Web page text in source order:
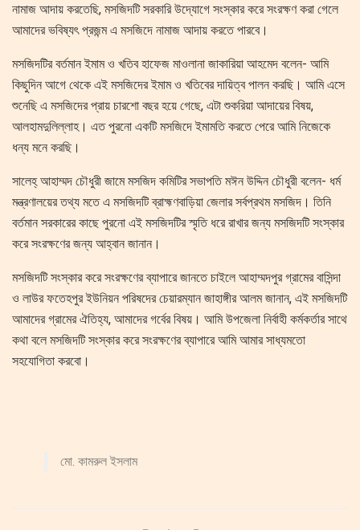
নামাজ আদায় করতেছি, মসজিদটি সরকারি উদ্যোগে সংস্কার করে সংরক্ষণ করা গেলে
আমাদের ভবিষ্যৎ প্রজন্ম এ মসজিদে নামাজ আদায় করতে পারবে।
মসজিদটির বর্তমান ইমাম ও খতিব হাফেজ মাওলানা জাকারিয়া আহমেদ বলেন- আমি
কিছুদিন আগে থেকে এই মসজিদের ইমাম ও খতিবের দায়িত্ব পালন করছি। আমি এসে
শুনেছি এ মসজিদের প্রায় চারশো বছর হয়ে গেছে, এটা শুকরিয়া আদায়ের বিষয়,
আলহামদুলিল্লাহ। এত পুরনো একটি মসজিদে ইমামতি করতে পেরে আমি নিজেকে
ধন্য মনে করছি।
সালেহ্ আহাম্মদ চৌধুরী জামে মসজিদ কমিটির সভাপতি মঈন উদ্দিন চৌধুরী বলেন- ধর্ম
মন্ত্রণালয়ের তথ্য মতে এ মসজিদটি ব্রাহ্মণবাড়িয়া জেলার সর্বপ্রথম মসজিদ। তিনি
বর্তমান সরকারের কাছে পুরনো এই মসজিদটির স্মৃতি ধরে রাখার জন্য মসজিদটি সংস্কার
করে সংরক্ষণের জন্য আহ্বান জানান।
মসজিদটি সংস্কার করে সংরক্ষণের ব্যাপারে জানতে চাইলে আহাম্মদপুর গ্রামের বাসিন্দা
ও লাউর ফতেহপুর ইউনিয়ন পরিষদের চেয়ারম্যান জাহাঙ্গীর আলম জানান, এই মসজিদটি
আমাদের গ্রামের ঐতিহ্য, আমাদের গর্বের বিষয়। আমি উপজেলা নির্বাহী কর্মকর্তার সাথে
কথা বলে মসজিদটি সংস্কার করে সংরক্ষণের ব্যাপারে আমি আমার সাধ্যমতো
সহযোগিতা করবো।
মো. কামরুল ইসলাম